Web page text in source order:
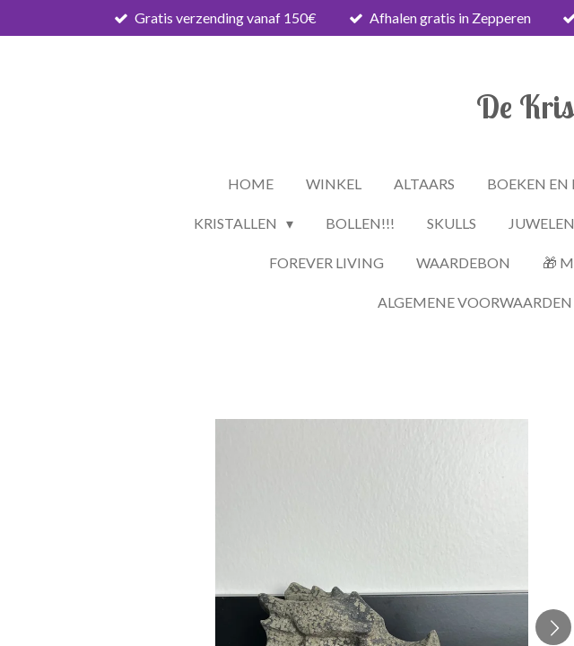
direct
Gratis verzending vanaf 150€ Afhalen gratis in Zepperen
De
HOME WINKEL ALTAARS BOEKEN EN
KRISTALLEN BOLLEN!!! SKULLS JUWELEN
FOREVER LIVING WAARDEBON 🎁
ALGEMENE VOORWAARDEN